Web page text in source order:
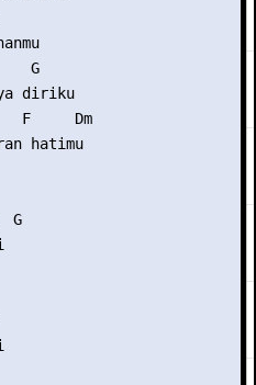
G
diriku
F     Dm
hatimu
G